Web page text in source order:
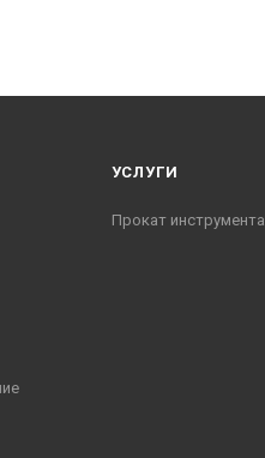
УСЛУГИ
Прокат инструмента